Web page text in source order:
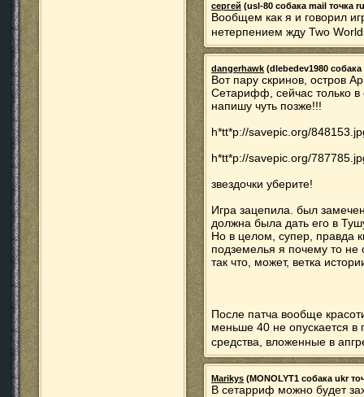
сергей (usl-80 собака mail точка
Вообщем как я и говорил
нетерпением жду Two
dangerhawk (dlebedev1980
Вот пару скринов, остров
Сетарифф, сейчас только в
напишу чуть позже!!!
h*tt*p://savepic.org/
h*tt*p://savepic.org/
звездочки уберите!
Игра зацепила. был
должна была дать его в
Но в целом, супер, правда
подземелья я почему то
так что, может, ветка
После патча вообще
меньше 40 не опускается в
средства, вложенные в
Marikys (MONOLYT1 собака ukr
В сетарриф можно будет